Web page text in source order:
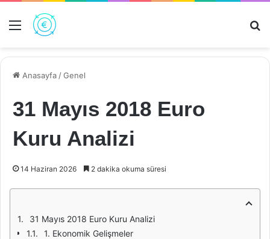
Menü
Anasayfa /Genel
31 Mayıs 2018 Euro
Kuru Analizi
14 Haziran 2026 2 dakika okuma süresi
31 Mayıs 2018 Euro Kuru Analizi
1. Ekonomik Gelişmeler